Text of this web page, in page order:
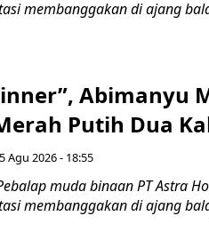
membanggakan di ajang
Abimanyu
Putih Dua
Agu 2026 - 18:55
Pebalap muda binaan PT Astra
membanggakan di ajang